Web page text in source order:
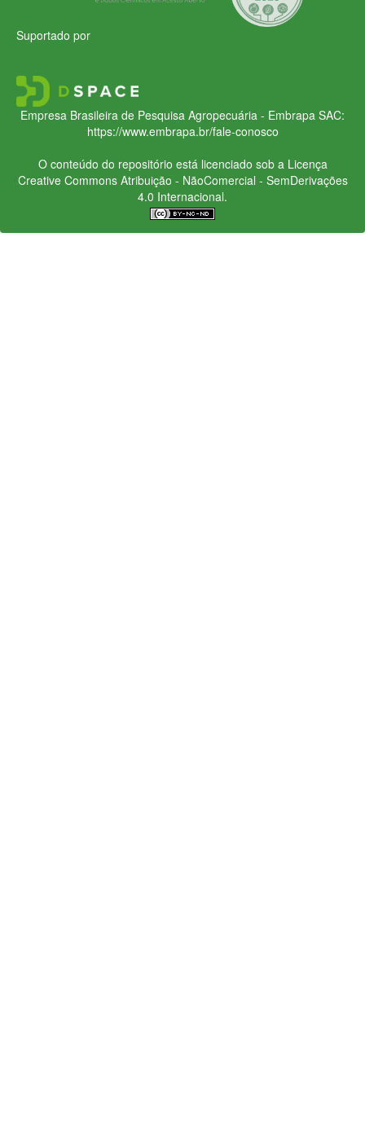
Suportado por
Empresa Brasileira de Pesquisa Agropecuária - Embrapa SAC:
https://www.embrapa.br/fale-conosco
O conteúdo do repositório está licenciado sob a Licença
Creative CommonsAtribuição - NãoComercial - SemDerivações
4.0 Internacional.